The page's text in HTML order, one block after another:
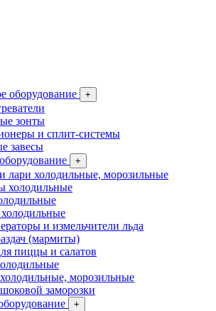
оборудование +
зонты
и сплит-системы
завесы
+
лари холодильные, морозильные
холодильные
и измельчители льда
(мармиты)
пиццы и салатов
морозильные
заморозки
+